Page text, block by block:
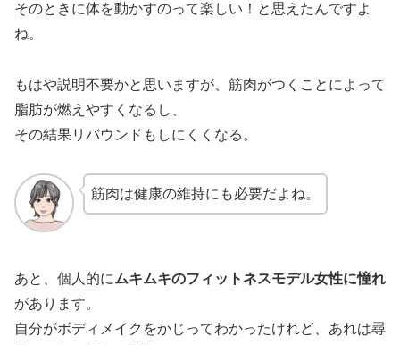
そのときに体を動かすのって楽しい！と思えたんですよ
ね。
もはや説明不要かと思いますが、筋肉がつくことによって
脂肪が燃えやすくなるし、
その結果リバウンドもしにくくなる。
筋肉は健康の維持にも必要だよね。
あと、個人的にムキムキのフィットネスモデル女性に憧れ
があります。
自分がボディメイクをかじってわかったけれど、あれは尋